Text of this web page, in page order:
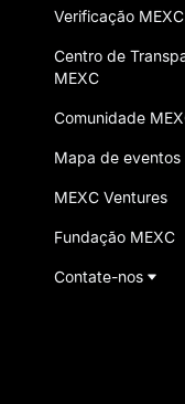
Verificação MEXC
Centro de
MEXC
Comunidade
Mapa de eventos
MEXC Ventures
Fundação MEXC
Contate-nos